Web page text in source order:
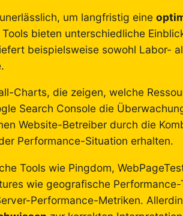
um langfristig eine
bieten unterschiedliche
beispielsweise sowohl Labor-
Charts, die zeigen, welche
Search Console die
Website-Betreiber durch die
Performance-Situation erhalten.
Tools wie Pingdom,
wie geografische Performance-
Performance-Metriken.